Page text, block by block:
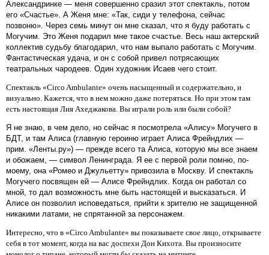
Александринке — меня совершенно сразил этот спектакль, потом
его «Счастье». А Женя мне: «Так, сиди у телефона, сейчас
позвоню». Через семь минут он мне сказал, что я буду работать с
Могучим. Это Женя подарил мне такое счастье. Весь наш актерский
коллектив судьбу благодарил, что нам выпало работать с Могучим.
Фантастическая удача, и он с собой привел потрясающих
театральных чародеев. Один художник Исаев чего стоит.
Спектакль «Circo Ambulante» очень насыщенный и содержательно, и
визуально. Кажется, что в нем можно даже потеряться. Но при этом там
есть настоящая Лия Ахеджакова. Вы играли роль или были собой?
Я не знаю, в чем дело, но сейчас я посмотрела «Алису» Могучего в
БДТ, и там Алиса (главную героиню играет Алиса Фрейндлих —
прим. «Ленты.ру») — прежде всего та Алиса, которую мы все знаем
и обожаем, — символ Ленинграда. Я ее с первой роли помню, по-
моему, она «Ромео и Джульетту» привозила в Москву. И спектакль
Могучего посвящен ей — Алисе Фрейндлих. Когда он работал со
мной, то дал возможность мне быть настоящей и высказаться. И
Алисе он позволил исповедаться, прийти к зрителю не защищенной
никакими латами, не спрятанной за персонажем.
Интересно, что в «Circo Ambulante» вы показываете свое лицо, открываете
себя в тот момент, когда на вас доспехи Дон Кихота. Вы произносите